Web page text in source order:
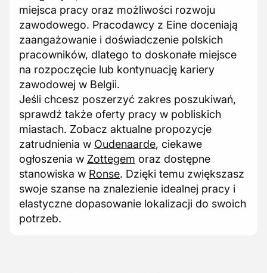
miejsca pracy oraz możliwości rozwoju
zawodowego. Pracodawcy z Eine doceniają
zaangażowanie i doświadczenie polskich
pracowników, dlatego to doskonałe miejsce
na rozpoczęcie lub kontynuację kariery
zawodowej w Belgii.
Jeśli chcesz poszerzyć zakres poszukiwań,
sprawdź także oferty pracy w pobliskich
miastach. Zobacz aktualne propozycje
zatrudnienia w Oudenaarde, ciekawe
ogłoszenia w Zottegem oraz dostępne
stanowiska w Ronse. Dzięki temu zwiększasz
swoje szanse na znalezienie idealnej pracy i
elastyczne dopasowanie lokalizacji do swoich
potrzeb.